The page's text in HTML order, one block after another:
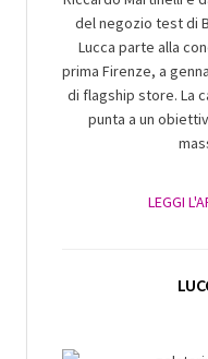
del negozio test di
Lucca parte alla
prima Firenze, a
di flagship store. La
punta a un
LEGGI